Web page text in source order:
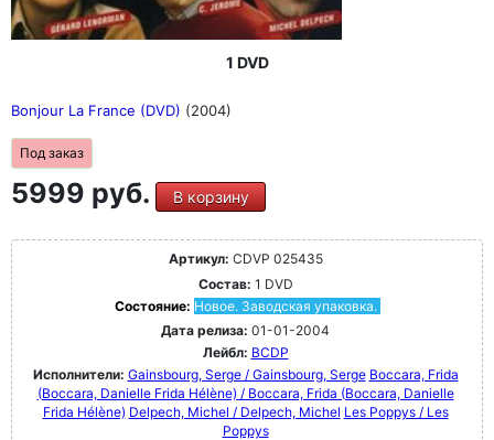
1 DVD
Bonjour La France (DVD) (2004)
Под заказ
5999 руб. В корзину
Артикул: CDVP 025435
Состав: 1 DVD
Состояние: Новое. Заводская упаковка.
Дата релиза: 01-01-2004
Лейбл: BCDP
Исполнители: Gainsbourg, Serge / Gainsbourg, Serge Boccara, Frida
(Boccara, Danielle Frida Hélène) / Boccara, Frida (Boccara, Danielle
Frida Hélène) Delpech, Michel / Delpech, Michel Les Poppys / Les
Poppys